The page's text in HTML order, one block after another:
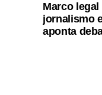
“Eu,
Marco
jornalismo
aponta